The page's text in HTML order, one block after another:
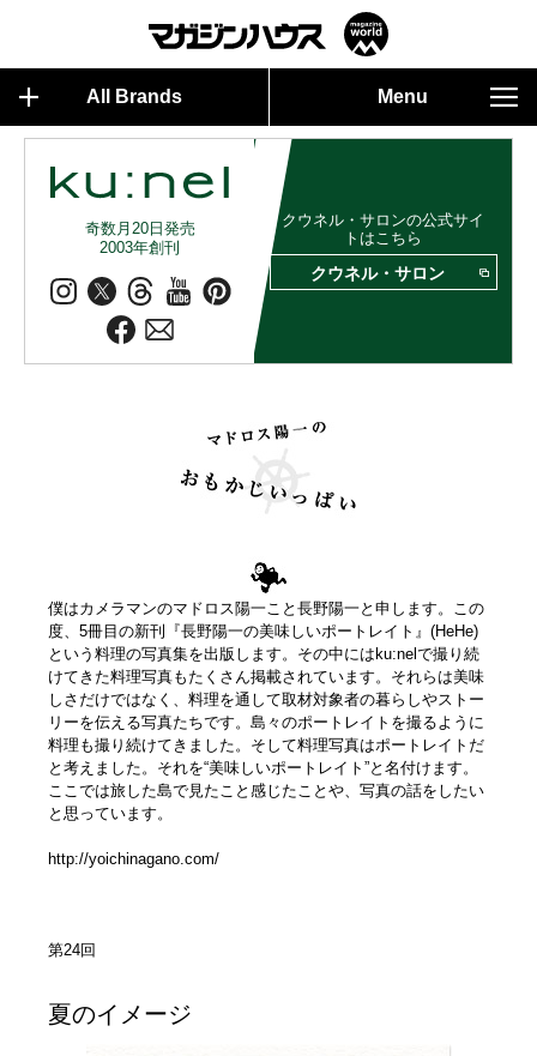
All Brands Menu
奇数月20日発売
2003年創刊
クウネル・サロンの公式サイ
トはこちら
クウネル・サロン
僕はカメラマンのマドロス陽一こと長野陽一と申します。この
度、5冊目の新刊『長野陽一の美味しいポートレイト』(HeHe)
という料理の写真集を出版します。その中にはku:nelで撮り続
けてきた料理写真もたくさん掲載されています。それらは美味
しさだけではなく、料理を通して取材対象者の暮らしやストー
リーを伝える写真たちです。島々のポートレイトを撮るように
料理も撮り続けてきました。そして料理写真はポートレイトだ
と考えました。それを“美味しいポートレイト”と名付けます。
ここでは旅した島で見たこと感じたことや、写真の話をしたい
と思っています。
http://yoichinagano.com/
第24回
夏のイメージ